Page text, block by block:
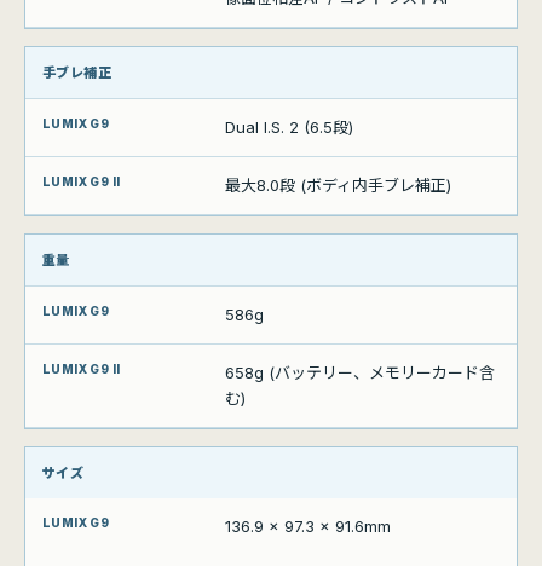
手ブレ補正
Dual I.S. 2 (6.5段)
最大8.0段 (ボディ内手ブレ補正)
重量
586g
658g (バッテリー、メモリーカード含
む)
サイズ
136.9 x 97.3 x 91.6mm